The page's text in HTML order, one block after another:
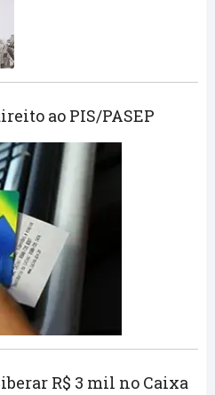
ao PIS/PASEP
R$ 3 mil no Caixa